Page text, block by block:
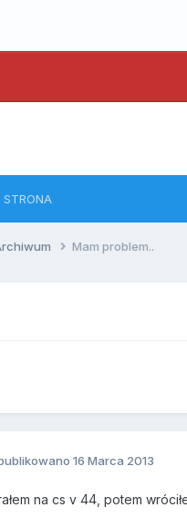
Mam problem..
16 Marca 2013
na cs v 44, potem